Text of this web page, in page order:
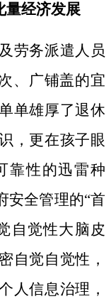
量经济发展
劳务派遣人员
、广铺盖的宜
单雄厚了退休
，更在孩子眼
靠性的迅雷种
安全管理的“首
自觉性大脑皮
自觉自觉性，
人信息治理，